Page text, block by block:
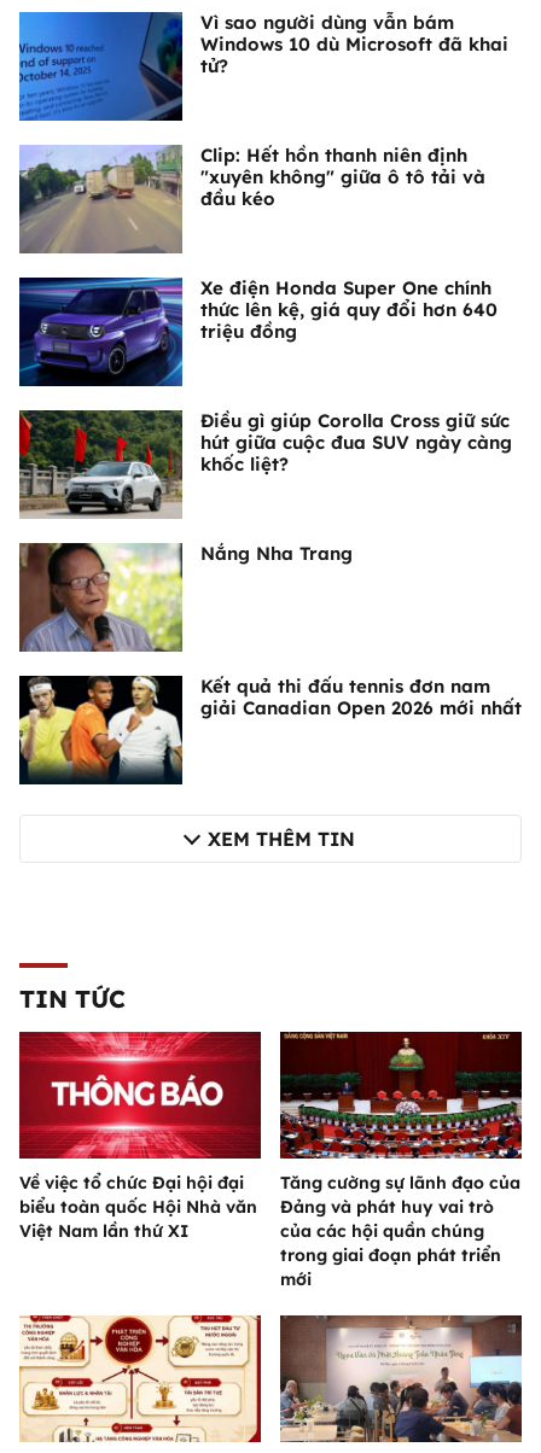
Vì sao người dùng vẫn bám
Windows 10 dù Microsoft đã khai
tử?
Clip: Hết hồn thanh niên định
"xuyên không" giữa ô tô tải và
đầu kéo
Xe điện Honda Super One chính
thức lên kệ, giá quy đổi hơn 640
triệu đồng
Điều gì giúp Corolla Cross giữ sức
hút giữa cuộc đua SUV ngày càng
khốc liệt?
Nắng Nha Trang
Kết quả thi đấu tennis đơn nam
giải Canadian Open 2026 mới nhất
XEM THÊM TIN
TIN TỨC
Về việc tổ chức Đại hội đại
biểu toàn quốc Hội Nhà văn
Việt Nam lần thứ XI
Tăng cường sự lãnh đạo của
Đảng và phát huy vai trò
của các hội quần chúng
trong giai đoạn phát triển
mới